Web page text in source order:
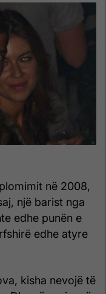
në 2008,
një barist nga
edhe punën e
edhe atyre
kisha nevojë të